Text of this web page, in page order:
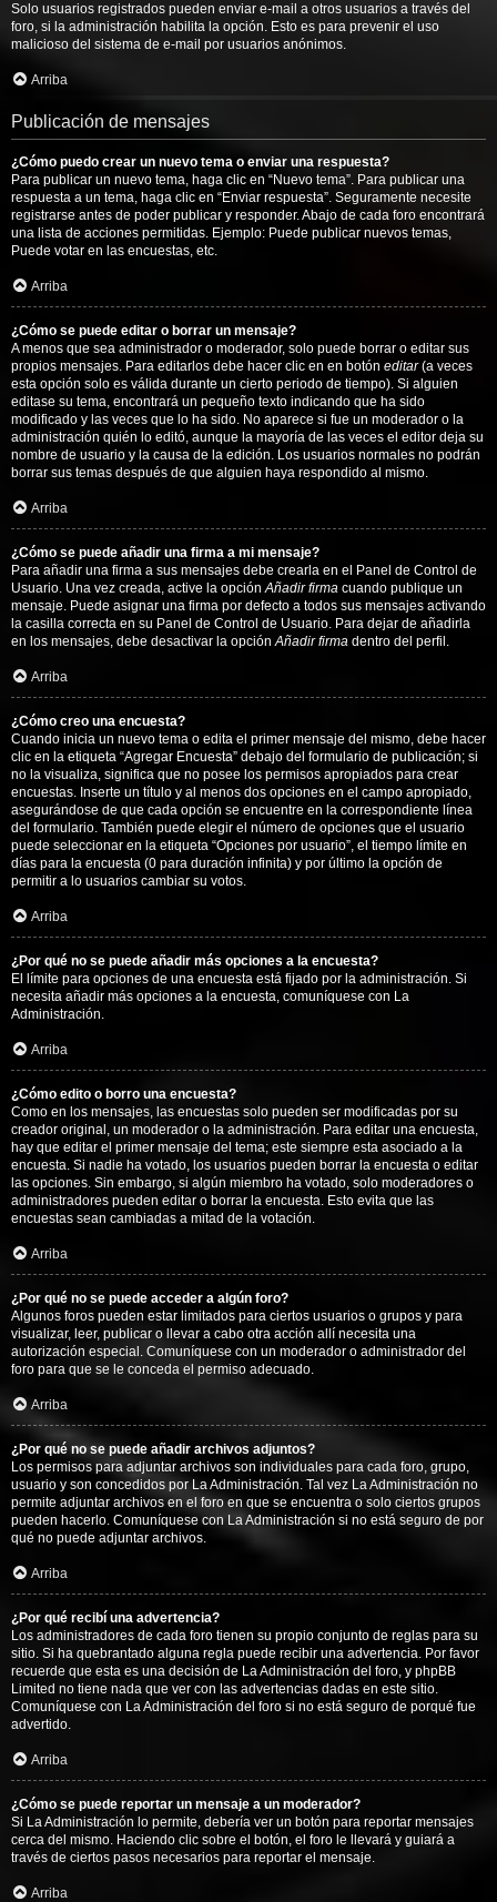
Solo usuarios registrados pueden enviar e-mail a otros usuarios a través del
foro, si la administración habilita la opción. Esto es para prevenir el uso
malicioso del sistema de e-mail por usuarios anónimos.
Arriba
Publicación de mensajes
¿Cómo puedo crear un nuevo tema o enviar una respuesta?
Para publicar un nuevo tema, haga clic en “Nuevo tema”. Para publicar una
respuesta a un tema, haga clic en “Enviar respuesta”. Seguramente necesite
registrarse antes de poder publicar y responder. Abajo de cada foro encontrará
una lista de acciones permitidas. Ejemplo: Puede publicar nuevos temas,
Puede votar en las encuestas, etc.
Arriba
¿Cómo se puede editar o borrar un mensaje?
A menos que sea administrador o moderador, solo puede borrar o editar sus
propios mensajes. Para editarlos debe hacer clic en en botón editar(a veces
esta opción solo es válida durante un cierto periodo de tiempo). Si alguien
editase su tema, encontrará un pequeño texto indicando que ha sido
modificado y las veces que lo ha sido. No aparece si fue un moderador o la
administración quién lo editó, aunque la mayoría de las veces el editor deja su
nombre de usuario y la causa de la edición. Los usuarios normales no podrán
borrar sus temas después de que alguien haya respondido al mismo.
Arriba
¿Cómo se puede añadir una firma a mi mensaje?
Para añadir una firma a sus mensajes debe crearla en el Panel de Control de
Usuario. Una vez creada, active la opciónAñadir firma cuando publique un
mensaje. Puede asignar una firma por defecto a todos sus mensajes activando
la casilla correcta en su Panel de Control de Usuario. Para dejar de añadirla
en los mensajes, debe desactivar la opciónAñadir firma dentro del perfil.
Arriba
¿Cómo creo una encuesta?
Cuando inicia un nuevo tema o edita el primer mensaje del mismo, debe hacer
clic en la etiqueta “Agregar Encuesta” debajo del formulario de publicación; si
no la visualiza, significa que no posee los permisos apropiados para crear
encuestas. Inserte un título y al menos dos opciones en el campo apropiado,
asegurándose de que cada opción se encuentre en la correspondiente línea
del formulario. También puede elegir el número de opciones que el usuario
puede seleccionar en la etiqueta “Opciones por usuario”, el tiempo límite en
días para la encuesta (0 para duración infinita) y por último la opción de
permitir a lo usuarios cambiar su votos.
Arriba
¿Por qué no se puede añadir más opciones a la encuesta?
El límite para opciones de una encuesta está fijado por la administración. Si
necesita añadir más opciones a la encuesta, comuníquese con La
Administración.
Arriba
¿Cómo edito o borro una encuesta?
Como en los mensajes, las encuestas solo pueden ser modificadas por su
creador original, un moderador o la administración. Para editar una encuesta,
hay que editar el primer mensaje del tema; este siempre esta asociado a la
encuesta. Si nadie ha votado, los usuarios pueden borrar la encuesta o editar
las opciones. Sin embargo, si algún miembro ha votado, solo moderadores o
administradores pueden editar o borrar la encuesta. Esto evita que las
encuestas sean cambiadas a mitad de la votación.
Arriba
¿Por qué no se puede acceder a algún foro?
Algunos foros pueden estar limitados para ciertos usuarios o grupos y para
visualizar, leer, publicar o llevar a cabo otra acción allí necesita una
autorización especial. Comuníquese con un moderador o administrador del
foro para que se le conceda el permiso adecuado.
Arriba
¿Por qué no se puede añadir archivos adjuntos?
Los permisos para adjuntar archivos son individuales para cada foro, grupo,
usuario y son concedidos por La Administración. Tal vez La Administración no
permite adjuntar archivos en el foro en que se encuentra o solo ciertos grupos
pueden hacerlo. Comuníquese con La Administración si no está seguro de por
qué no puede adjuntar archivos.
Arriba
¿Por qué recibí una advertencia?
Los administradores de cada foro tienen su propio conjunto de reglas para su
sitio. Si ha quebrantado alguna regla puede recibir una advertencia. Por favor
recuerde que esta es una decisión de La Administración del foro, y phpBB
Limited no tiene nada que ver con las advertencias dadas en este sitio.
Comuníquese con La Administración del foro si no está seguro de porqué fue
advertido.
Arriba
¿Cómo se puede reportar un mensaje a un moderador?
Si La Administración lo permite, debería ver un botón para reportar mensajes
cerca del mismo. Haciendo clic sobre el botón, el foro le llevará y guiará a
través de ciertos pasos necesarios para reportar el mensaje.
Arriba